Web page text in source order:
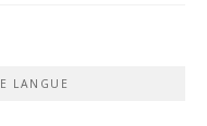
LANGUE